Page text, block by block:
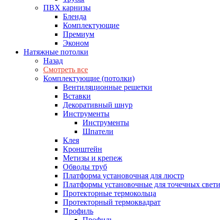
ПВХ карнизы
Бленда
Комплектующие
Премиум
Эконом
Натяжные потолки
Назад
Смотреть все
Комплектующие (потолки)
Вентиляционные решетки
Вставки
Декоративный шнур
Инструменты
Инструменты
Шпатели
Клея
Кронштейн
Метизы и крепеж
Обводы труб
Платформа установочная для люстр
Платформы установочные для точечных
Протекторные термокольца
Протекторный термоквадрат
Профиль